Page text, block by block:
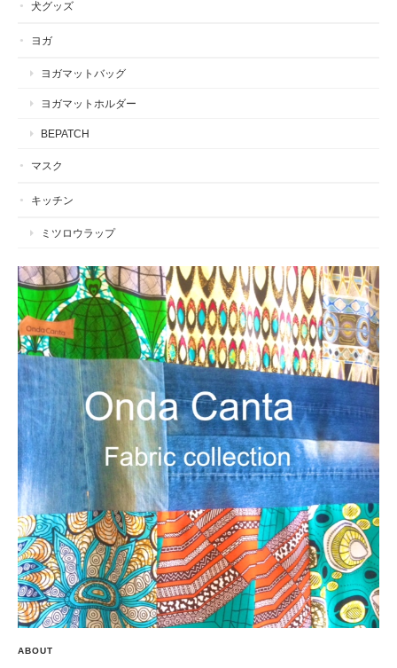
犬グッズ
ヨガ
ヨガマットバッグ
ヨガマットホルダー
BEPATCH
マスク
キッチン
ミツロウラップ
ABOUT